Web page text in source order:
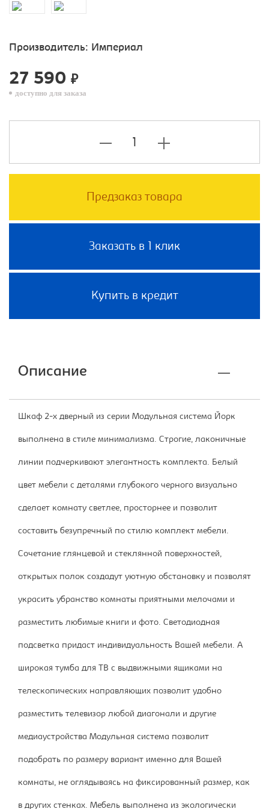
Производитель: Империал
27 590 ₽
доступно для заказа
Предзаказ товара
Заказать в 1 клик
Купить в кредит
Описание
Шкаф 2-х дверный из серии Модульная система Йорк
выполнена в стиле минимализма. Строгие, лаконичные
линии подчеркивают элегантность комплекта. Белый
цвет мебели с деталями глубокого черного визуально
сделает комнату светлее, просторнее и позволит
составить безупречный по стилю комплект мебели.
Сочетание глянцевой и стеклянной поверхностей,
открытых полок создадут уютную обстановку и позволят
украсить убранство комнаты приятными мелочами и
разместить любимые книги и фото. Светодиодная
подсветка придаст индивидуальность Вашей мебели. А
широкая тумба для ТВ с выдвижными ящиками на
телескопических направляющих позволит удобно
разместить телевизор любой диагонали и другие
медиаустройства Модульная система позволит
подобрать по размеру вариант именно для Вашей
комнаты, не оглядываясь на фиксированный размер, как
в других стенках. Мебель выполнена из экологически